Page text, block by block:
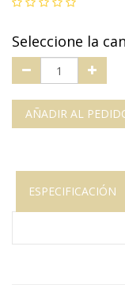
Seleccione la
AÑADIR AL
ESPECIFICACIÓN